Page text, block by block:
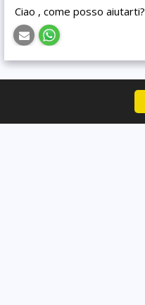
Ciao , come posso aiutarti?